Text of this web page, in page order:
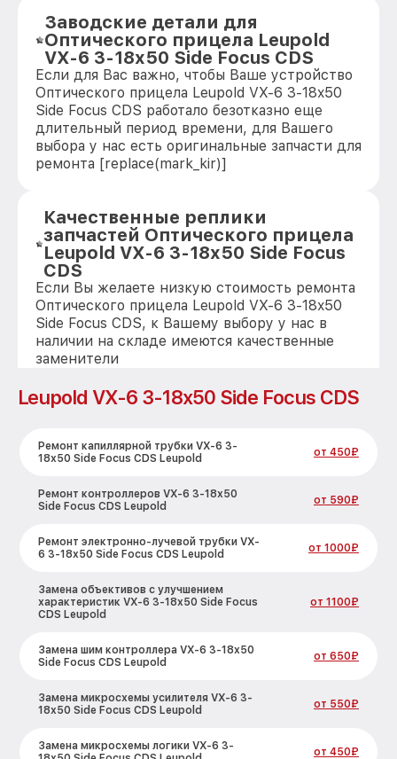
Заводские детали для
Оптического прицела Leupold
VX-6 3-18x50 Side Focus CDS
Если для Вас важно, чтобы Ваше устройство
Оптического прицела Leupold VX-6 3-18x50
Side Focus CDS работало безотказно еще
длительный период времени, для Вашего
выбора у нас есть оригинальные запчасти для
ремонта [replace(mark_kir)]
Качественные реплики
запчастей Оптического прицела
Leupold VX-6 3-18x50 Side Focus
CDS
Если Вы желаете низкую стоимость ремонта
Оптического прицела Leupold VX-6 3-18x50
Side Focus CDS, к Вашему выбору у нас в
наличии на складе имеются качественные
заменители
Leupold VX-6 3-18x50 Side Focus CDS
Ремонт капиллярной трубки VX-6 3-
18x50 Side Focus CDS Leupold
от 450₽
Ремонт контроллеров VX-6 3-18x50
Side Focus CDS Leupold
от 590₽
Ремонт электронно-лучевой трубки VX-
6 3-18x50 Side Focus CDS Leupold
от 1000₽
Замена объективов с улучшением
характеристик VX-6 3-18x50 Side Focus
CDS Leupold
от 1100₽
Замена шим контроллера VX-6 3-18x50
Side Focus CDS Leupold
от 650₽
Замена микросхемы усилителя VX-6 3-
18x50 Side Focus CDS Leupold
от 550₽
Замена микросхемы логики VX-6 3-
от 450₽